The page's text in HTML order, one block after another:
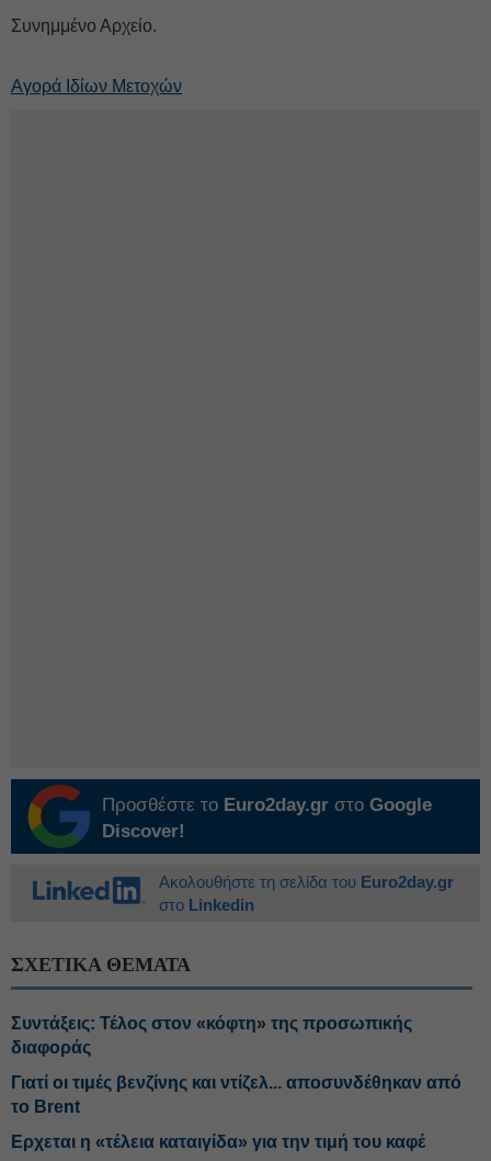
Συνημμένο Αρχείο.
Αγορά Ιδίων Μετοχών
Προσθέστε το Euro2day.gr στο Google
Discover!
Ακολουθήστε τη σελίδα του Euro2day.gr
στο Linkedin
ΣΧΕΤΙΚΑ ΘΕΜΑΤΑ
Συντάξεις: Τέλος στον «κόφτη» της προσωπικής
διαφοράς
Γιατί οι τιμές βενζίνης και ντίζελ... αποσυνδέθηκαν από
το Brent
Ερχεται η «τέλεια καταιγίδα» για την τιμή του καφέ